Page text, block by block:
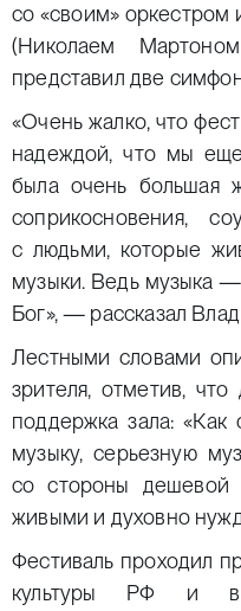
со «своим»
(Николаем
представил две
«Очень жалко, что
надеждой, что мы
была очень большая
соприкосновения,
с людьми, которые
музыки. Ведь музыка
Бог», — рассказал
Лестными словами
зрителя, отметив,
поддержка зала:
музыку, серьезную
со стороны дешевой
живыми и духовно
Фестиваль проходил
культуры РФ и в